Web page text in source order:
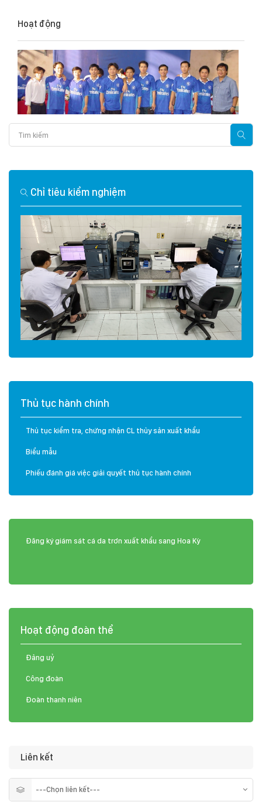
Hoạt động
Chỉ tiêu kiểm nghiệm
Thủ tục hành chính
Thủ tục kiểm tra, chứng nhận CL thủy sản xuất khẩu
Biểu mẫu
Phiếu đánh giá việc giải quyết thủ tục hành chính
Đăng ký giám sát cá da trơn xuất khẩu sang Hoa Kỳ
Hoạt động đoàn thể
Đảng uỷ
Công đoàn
Đoàn thanh niên
Liên kết